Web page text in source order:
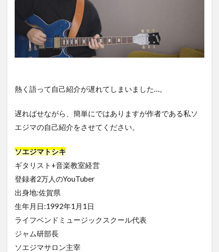
熱く語って自己紹介が遅れてしまいました…。
遅ればせながら、簡単にではありますが作者である私ソ
エジマの自己紹介をさせてください。
ソエジマトシキ
ギタリスト+音楽教室経営
登録者2万人のYouTuber
出身地:佐賀県
生年月日:1992年1月1日
ライフベンドミュージックスクール代表
ジャム研部長
ソエジマサロン主宰